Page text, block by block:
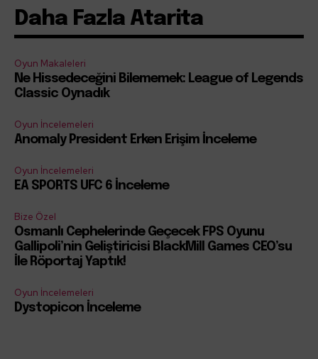
Daha Fazla Atarita
Oyun Makaleleri
Ne Hissedeceğini Bilememek: League of Legends
Classic Oynadık
Oyun İncelemeleri
Anomaly President Erken Erişim İnceleme
Oyun İncelemeleri
EA SPORTS UFC 6 İnceleme
Bize Özel
Osmanlı Cephelerinde Geçecek FPS Oyunu
Gallipoli’nin Geliştiricisi BlackMill Games CEO’su
İle Röportaj Yaptık!
Oyun İncelemeleri
Dystopicon İnceleme